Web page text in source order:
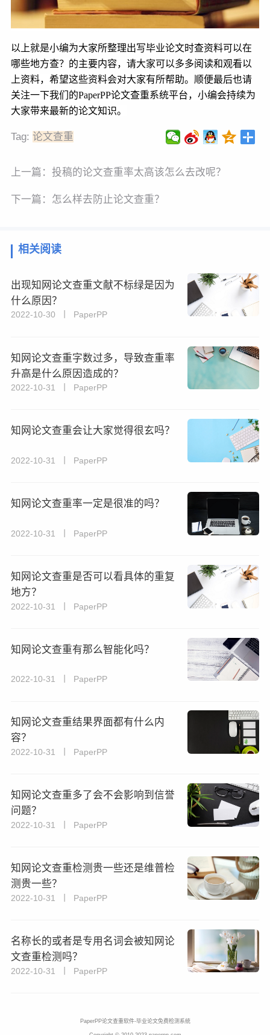
以上就是小编为大家所整理出写毕业论文时查资料可以在
哪些地方查？的主要内容，请大家可以多多阅读和观看以
上资料，希望这些资料会对大家有所帮助。顺便最后也请
关注一下我们的PaperPP论文查重系统平台，小编会持续为
大家带来最新的论文知识。
Tag: 论文查重
上一篇： 投稿的论文查重率太高该怎么去改呢？
下一篇： 怎么样去防止论文查重？
相关阅读
出现知网论文查重文献不标绿是因为
什么原因？
2022-10-30 丨 PaperPP
知网论文查重字数过多，导致查重率
升高是什么原因造成的？
2022-10-31 丨 PaperPP
知网论文查重会让大家觉得很玄吗？
2022-10-31 丨 PaperPP
知网论文查重率一定是很准的吗？
2022-10-31 丨 PaperPP
知网论文查重是否可以看具体的重复
地方？
2022-10-31 丨 PaperPP
知网论文查重有那么智能化吗？
2022-10-31 丨 PaperPP
知网论文查重结果界面都有什么内
容？
2022-10-31 丨 PaperPP
知网论文查重多了会不会影响到信誉
问题？
2022-10-31 丨 PaperPP
知网论文查重检测贵一些还是维普检
测贵一些？
2022-10-31 丨 PaperPP
名称长的或者是专用名词会被知网论
文查重检测吗？
2022-10-31 丨 PaperPP
PaperPP论文查重软件-毕业论文免费检测系统